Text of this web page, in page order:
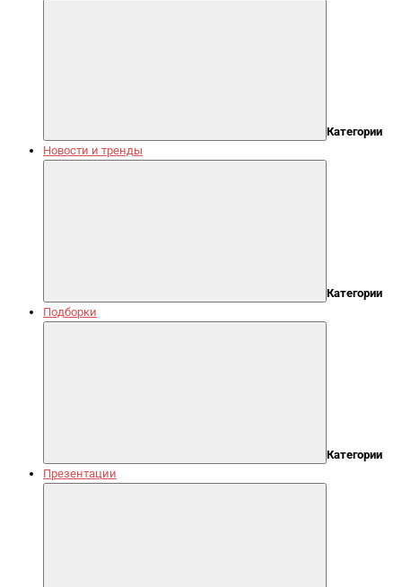
Категории
Новости и тренды
Категории
Подборки
Категории
Презентации